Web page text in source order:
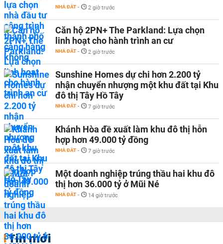
NHÀ ĐẤT - 2 giờ trước
Căn hộ 2PN+ The Parkland: Lựa chọn
linh hoạt cho hành trình an cư
NHÀ ĐẤT - 2 giờ trước
Sunshine Homes dự chi hơn 2.200 tỷ
nhận chuyển nhượng một khu đất tại Khu
đô thị Tây Hồ Tây
NHÀ ĐẤT - 7 giờ trước
Khánh Hòa đề xuất làm khu đô thị hỗn
hợp hơn 49.000 tỷ đồng
NHÀ ĐẤT - 7 giờ trước
Một doanh nghiệp trúng thầu hai khu đô
thị hơn 36.000 tỷ ở Mũi Né
NHÀ ĐẤT - 14 giờ trước
Tin mới